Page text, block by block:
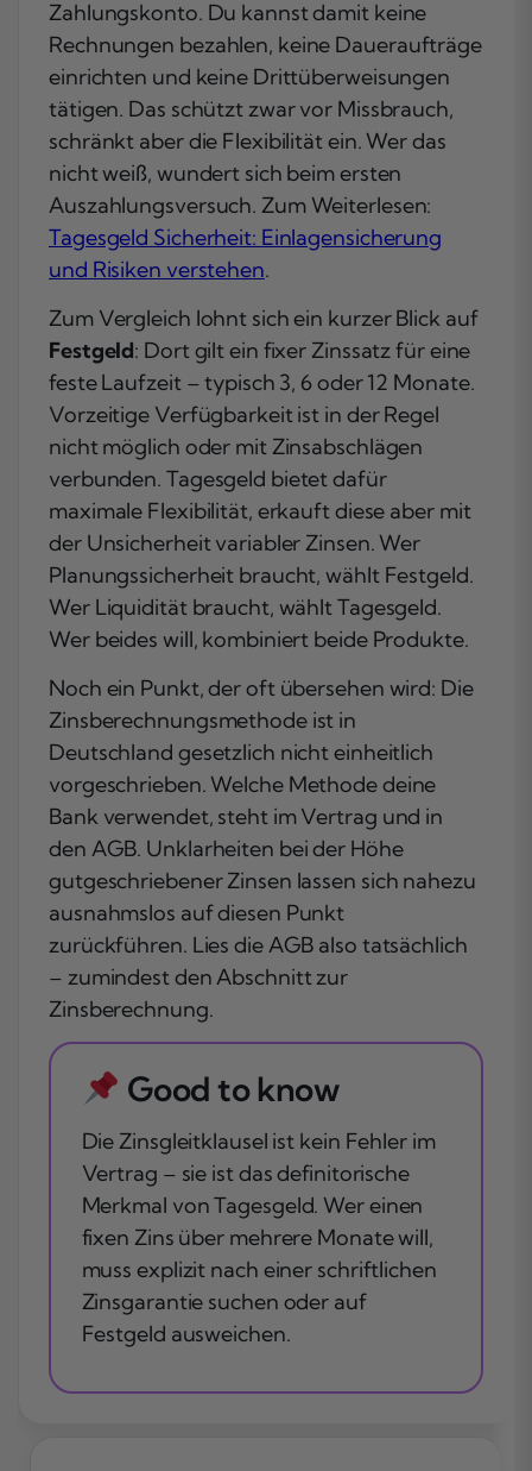
Zahlungskonto. Du kannst damit keine
Rechnungen bezahlen, keine Daueraufträge
einrichten und keine Drittüberweisungen
tätigen. Das schützt zwar vor Missbrauch,
schränkt aber die Flexibilität ein. Wer das
nicht weiß, wundert sich beim ersten
Auszahlungsversuch. Zum Weiterlesen:
Tagesgeld Sicherheit: Einlagensicherung
und Risiken verstehen.
Zum Vergleich lohnt sich ein kurzer Blick auf
Festgeld: Dort gilt ein fixer Zinssatz für eine
feste Laufzeit – typisch 3, 6 oder 12 Monate.
Vorzeitige Verfügbarkeit ist in der Regel
nicht möglich oder mit Zinsabschlägen
verbunden. Tagesgeld bietet dafür
maximale Flexibilität, erkauft diese aber mit
der Unsicherheit variabler Zinsen. Wer
Planungssicherheit braucht, wählt Festgeld.
Wer Liquidität braucht, wählt Tagesgeld.
Wer beides will, kombiniert beide Produkte.
Noch ein Punkt, der oft übersehen wird: Die
Zinsberechnungsmethode ist in
Deutschland gesetzlich nicht einheitlich
vorgeschrieben. Welche Methode deine
Bank verwendet, steht im Vertrag und in
den AGB. Unklarheiten bei der Höhe
gutgeschriebener Zinsen lassen sich nahezu
ausnahmslos auf diesen Punkt
zurückführen. Lies die AGB also tatsächlich
– zumindest den Abschnitt zur
Zinsberechnung.
Good to know
Die Zinsgleitklausel ist kein Fehler im
Vertrag – sie ist das definitorische
Merkmal von Tagesgeld. Wer einen
fixen Zins über mehrere Monate will,
muss explizit nach einer schriftlichen
Zinsgarantie suchen oder auf
Festgeld ausweichen.